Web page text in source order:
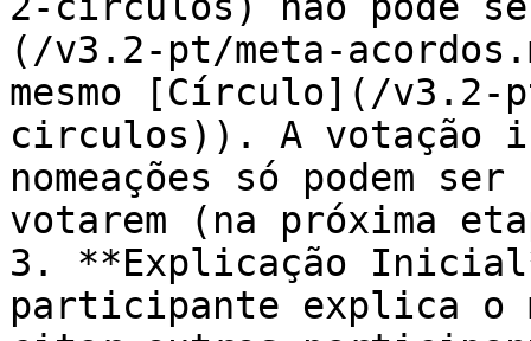
(/v3.2-pt/meta-
mesmo [Círculo](/v3.2-
circulos)). A votação
nomeações só podem
votarem (na próxima
3. **Explicação
participante explica o